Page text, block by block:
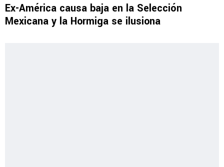
Ex-América causa baja en la Selección
Mexicana y la Hormiga se ilusiona